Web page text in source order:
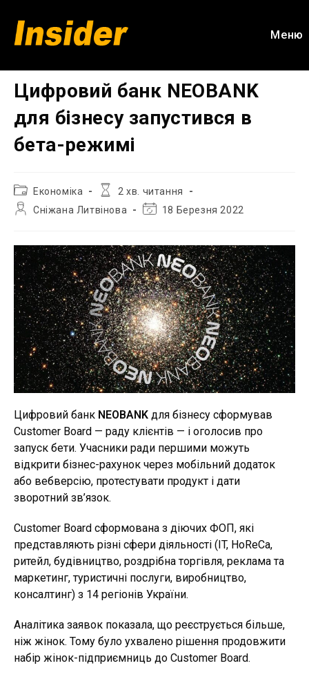
вмісту
Меню
Цифровий банк NEOBANK
для бізнесу запустився в
бета-режимі
Категорія
запису:
Економіка
Час
2 хв. читання
АвторСніжана Литвінова
Остання18 Березня 2022
Цифровий банк NEOBANK для бізнесу сформував
Customer Board — раду клієнтів — і оголосив про
запуск бети. Учасники ради першими можуть
відкрити бізнес-рахунок через мобільний додаток
або вебверсію, протестувати продукт і дати
зворотний зв’язок.
Customer Board сформована з діючих ФОП, які
представляють різні сфери діяльності (IT, HoReCa,
ритейл, будівництво, роздрібна торгівля, реклама та
маркетинг, туристичні послуги, виробництво,
консалтинг) з 14 регіонів України.
Аналітика заявок показала, що реєструється більше,
ніж жінок. Тому було ухвалено рішення продовжити
набір жінок-підприємниць до Customer Board.